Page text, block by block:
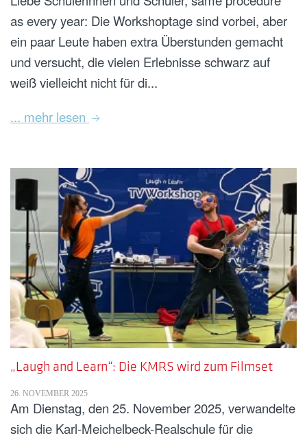
as every year: Die Workshoptage sind vorbei, aber
ein paar Leute haben extra Überstunden gemacht
und versucht, die vielen Erlebnisse schwarz auf
weiß vielleicht nicht für di...
... mehr lesen
„Laugh and Learn“: Die KMRS wird zum Filmset
26. NOVEMBER 2025
Am Dienstag, den 25. November 2025, verwandelte
sich die Karl-Meichelbeck-Realschule für die